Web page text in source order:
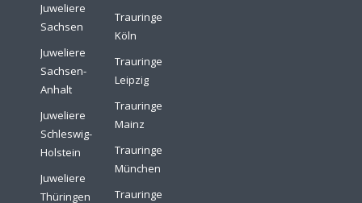
Juweliere
Sachsen
Juweliere
Sachsen-
Anhalt
Juweliere
Schleswig-
Holstein
Juweliere
Thüringen
Trauringe
Köln
Trauringe
Leipzig
Trauringe
Mainz
Trauringe
München
Trauringe